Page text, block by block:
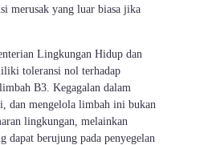
merusak yang luar biasa jika
Lingkungan Hidup dan
toleransi nol terhadap
B3. Kegagalan dalam
dan mengelola limbah ini bukan
lingkungan, melainkan
dapat berujung pada penyegelan